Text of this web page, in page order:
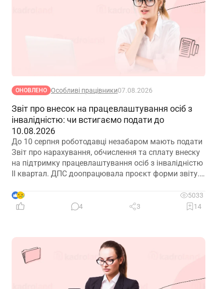
ОНОВЛЕНО Особливі працівники07.08.2026
Звіт про внесок на працевлаштування осіб з
інвалідністю: чи встигаємо подати до
10.08.2026
До 10 серпня роботодавці незабаром мають подати
Звіт про нарахування, обчислення та сплату внеску
на підтримку працевлаштування осіб з інвалідністю
ІІ квартал. ДПС доопрацювала проєкт форми звіту.
далі
9
5033
4
3 14